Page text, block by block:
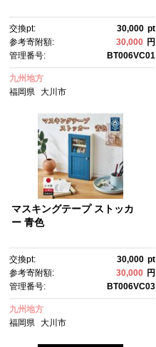
交換pt: 30,000 pt
参考寄附額:
30,000 円
管理番号:
BT006VC01
九州地方
福岡県
大川市
マスキングテープ ストッカ
ー 青色
交換pt: 30,000 pt
参考寄附額:
30,000 円
管理番号:
BT006VC03
九州地方
福岡県
大川市